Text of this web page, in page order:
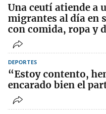
Una ceutí atiende a
migrantes al día en
con comida, ropa y
DEPORTES
“Estoy contento,
encarado bien el